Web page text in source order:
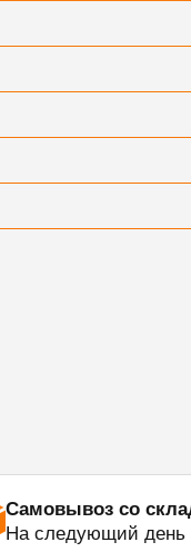
Самовывоз со
На следующий день